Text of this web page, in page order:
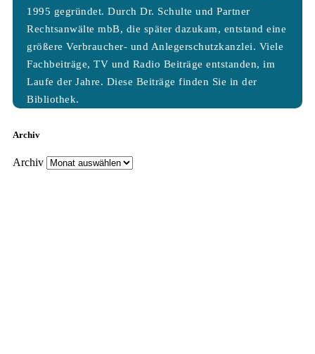
1995 gegründet. Durch Dr. Schulte und Partner
Rechtsanwälte mbB, die später dazukam, entstand eine
größere Verbraucher- und Anlegerschutzkanzlei. Viele
Fachbeiträge, TV und Radio Beiträge entstanden, im
Laufe der Jahre. Diese Beiträge finden Sie in der
Bibliothek.
Archiv
Archiv